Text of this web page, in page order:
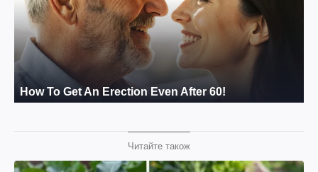
Читайте також